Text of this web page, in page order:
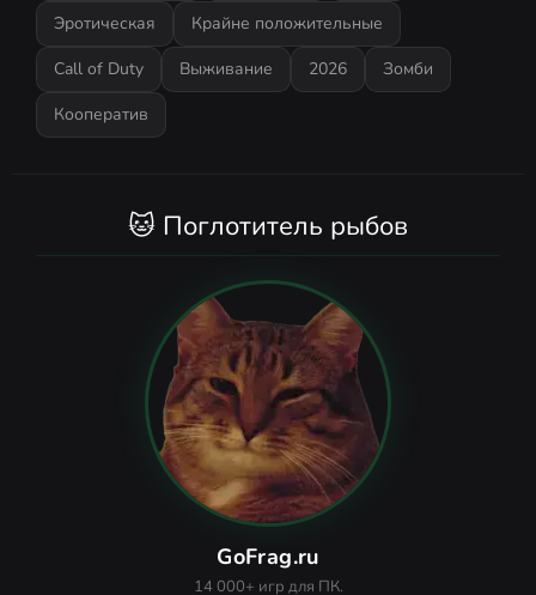
Эротическая
Крайне положительные
Call of Duty
Выживание 2026
Зомби
Кооператив
🐱 Поглотитель рыбов
GoFrag.ru
14 000+ игр для ПК.